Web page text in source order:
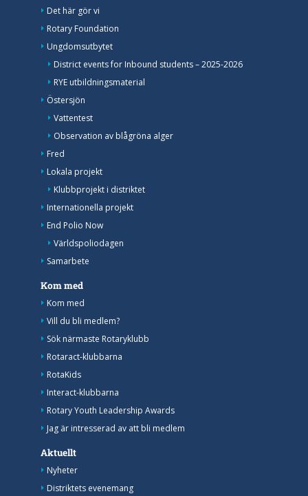
Det här gör vi
Rotary Foundation
Ungdomsutbytet
District events for Inbound students – 2025-2026
RYE utbildningsmaterial
Östersjön
Vattentest
Observation av blågröna alger
Fred
Lokala projekt
Klubbprojekt i distriktet
Internationella projekt
End Polio Now
Världspoliodagen
Samarbete
Kom med
Kom med
Vill du bli medlem?
Sök närmaste Rotaryklubb
Rotaract-klubbarna
RotaKids
Interact-klubbarna
Rotary Youth Leadership Awards
Jag är intresserad av att bli medlem
Aktuellt
Nyheter
Distriktets evenemang